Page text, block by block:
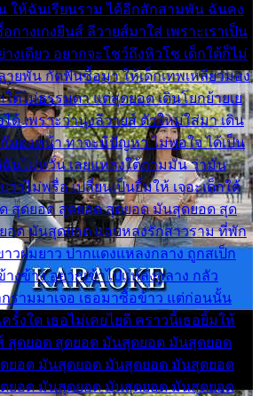
ให้ฉันเรียนราม ได้อีกสักสามพัน ฉันคง
กางเกงยีนส์ ลีวายส์มาใส่ เพราะเราเป็น
างเดียว อยากจะโชว์ถึงหิวโซ เด็กใต้ก็ไม่
ยพัน กัดฟันซื้อมา ให้เด็กเทพเหลียวมอง
ใต้ไม่ธรรมดา แต่สุดยอด เดินโยกย้ายเย
ด้ เพราะว่านุ่งลีวายส์ ตัวใหม่ใส่มา เดิน
มองหน้า ท่าจะมีปัญหา ไม่พอใจ ได้เป็น
นไม่หวั่น เลยแหลงใต้ถามมัน ว่ามัน
าไม่พรื่อ เปลี่ยนเป็นยิ้มให้ เจอะเด็กใต้
สุดยอด สุดยอด สุดยอด มันสุดยอด สุด
อด มันสุดยอด แอบหลงรักสาวราม ที่พัก
าวผมยาว ปากแดงแหลงกลาง ถูกสเป็ก
างข้าง อยากเข้าไปแหลงกลาง กลัว
รามมาเจอ เธอมาซื้อข้าว แต่ก่อนนั้น
ครั้งใด เธอไม่เคยไยดี คราวนี้เธอยิ้มให้
สุดยอด สุดยอด มันสุดยอด มันสุดยอด
ยอด มันสุดยอด มันสุดยอด มันสุดยอด
ยอด มันสุดยอด มันสุดยอด มันสุดยอด